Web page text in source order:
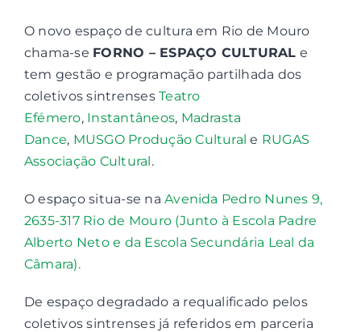
Balcão Digital
Notícias e Eventos
Espaço Cultural
Associações
O novo espaço de cultura em Rio de Mouro
chama-se FORNO – ESPAÇO CULTURAL e
tem gestão e programação partilhada dos
coletivos sintrensesTeatro
Efémero, Instantâneos, Madrasta
Dance, MUSGO Produção Cultural e RUGAS
Associação Cultural.
O espaço situa-se naAvenida Pedro Nunes 9,
2635-317 Rio de Mouro (Junto à Escola Padre
Alberto Neto e da Escola Secundária Leal da
Câmara).
De espaço degradado a requalificado pelos
coletivos sintrenses já referidos em parceria